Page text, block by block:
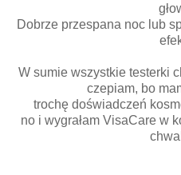
Dobrze przespana noc lub
W sumie wszystkie testerki
czepiam, bo
trochę doświadczeń
no i wygrałam VisaCare w